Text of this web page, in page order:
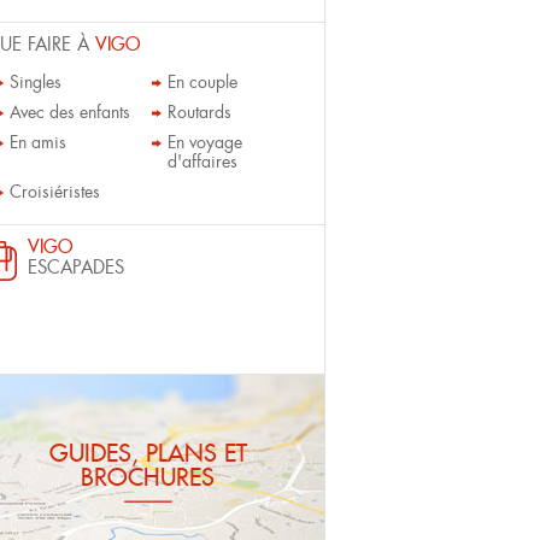
FAIRE À VIGO
Singles
En couple
Avec des enfants
Routards
En amis
En voyage
d'affaires
Croisiéristes
VIGO
ESCAPADES
GUIDES, PLANS ET
BROCHURES